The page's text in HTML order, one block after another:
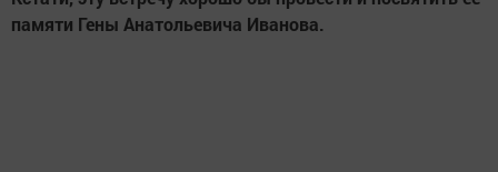
памяти Гены Анатольевича Иванова.